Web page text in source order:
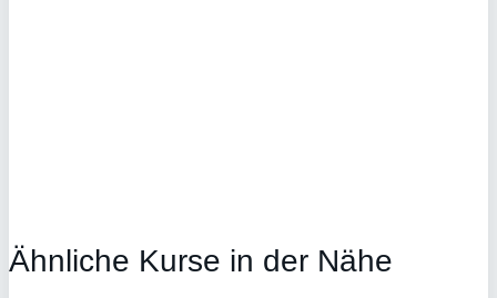
Ähnliche Kurse in der Nähe